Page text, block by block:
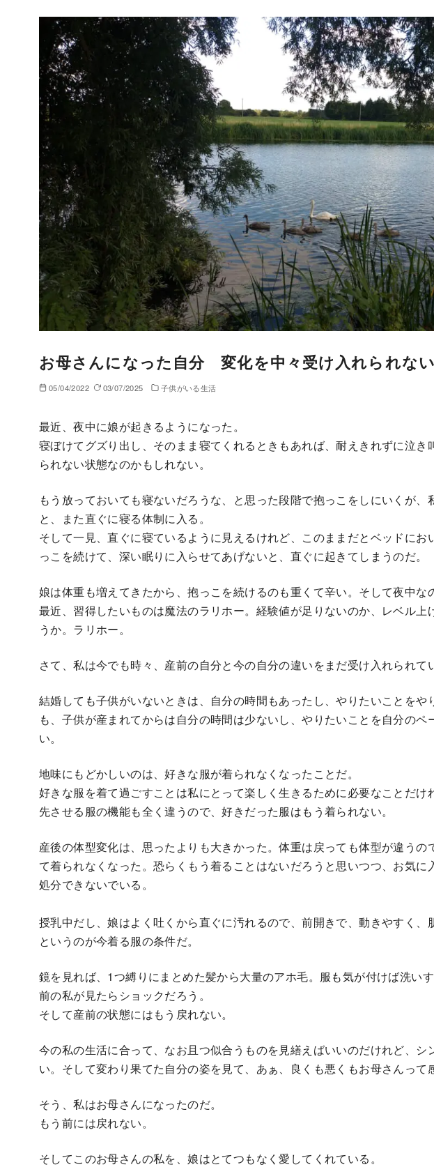
お母さんになった自分 変化を中々受け入れられない
05/04/2022 03/07/2025 子供がいる生活
最近、夜中に娘が起きるようになった。
寝ぼけてグズり出し、そのまま寝てくれるときもあれば、耐えきれずに泣き
られない状態なのかもしれない。
もう放っておいても寝ないだろうな、と思った段階で抱っこをしにいくが、
と、また直ぐに寝る体制に入る。
そして一見、直ぐに寝ているように見えるけれど、このままだとベッドに
っこを続けて、深い眠りに入らせてあげないと、直ぐに起きてしまうのだ。
娘は体重も増えてきたから、抱っこを続けるのも重くて辛い。そして夜中な
最近、習得したいものは魔法のラリホー。経験値が足りないのか、レベル上
うか。ラリホー。
さて、私は今でも時々、産前の自分と今の自分の違いをまだ受け入れられて
結婚しても子供がいないときは、自分の時間もあったし、やりたいことをや
も、子供が産まれてからは自分の時間は少ないし、やりたいことを自分のペ
い。
地味にもどかしいのは、好きな服が着られなくなったことだ。
好きな服を着て過ごすことは私にとって楽しく生きるために必要なことだけ
先させる服の機能も全く違うので、好きだった服はもう着られない。
産後の体型変化は、思ったよりも大きかった。体重は戻っても体型が違うの
て着られなくなった。恐らくもう着ることはないだろうと思いつつ、お気
処分できないでいる。
授乳中だし、娘はよく吐くから直ぐに汚れるので、前開きで、動きやすく、
というのが今着る服の条件だ。
鏡を見れば、1つ縛りにまとめた髪から大量のアホ毛。服も気が付けば洗い
前の私が見たらショックだろう。
そして産前の状態にはもう戻れない。
今の私の生活に合って、なお且つ似合うものを見繕えばいいのだけれど、シ
い。そして変わり果てた自分の姿を見て、あぁ、良くも悪くもお母さんって
そう、私はお母さんになったのだ。
もう前には戻れない。
そしてこのお母さんの私を、娘はとてつもなく愛してくれている。